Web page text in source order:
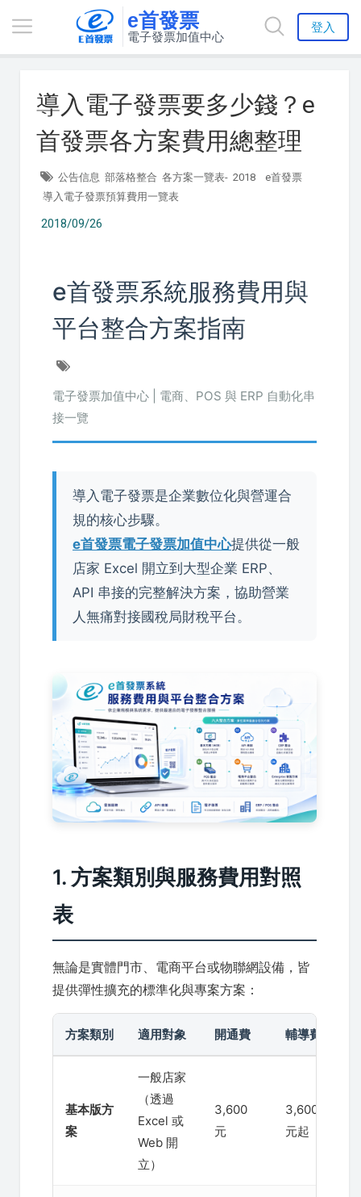
e首發票
電子發票加值中心
登入
導入電子發票要多少錢？e
首發票各方案費用總整理
公告信息 部落格整合 各方案一覽表- 2018
e首發票
導入電子發票預算費用一覽表
2018/09/26
e首發票系統服務費用與
平台整合方案指南
電子發票加值中心 | 電商、POS 與 ERP 自動化串
接一覽
導入電子發票是企業數位化與營運合
規的核心步驟。
e首發票電子發票加值中心提供從一般
店家 Excel 開立到大型企業 ERP、
API 串接的完整解決方案，協助營業
人無痛對接國稅局財稅平台。
1. 方案類別與服務費用對照
表
無論是實體門市、電商平台或物聯網設備，皆
提供彈性擴充的標準化與專案方案：
方案類別 適用對象 開通費 輔導費
基本版方
案
一般店家
（透過
Excel 或
Web 開
立）
3,600
元
3,600
元起